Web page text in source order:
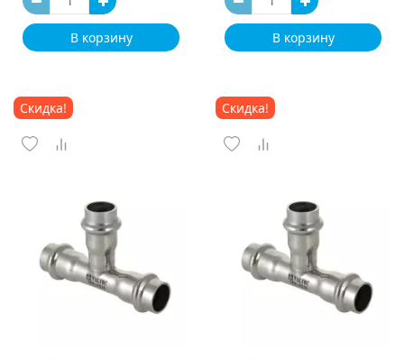
В корзину В корзину
Скидка! Скидка!